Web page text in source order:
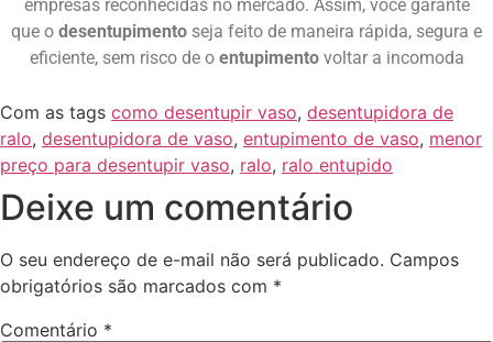
empresas reconhecidas no mercado. Assim, você garante
que o desentupimento seja feito de maneira rápida, segura e
eficiente, sem risco de o entupimentovoltar a incomoda
Com as tags como desentupir vaso, desentupidora de
ralo, desentupidora de vaso, entupimento de vaso, menor
preço para desentupir vaso, ralo, ralo entupido
Deixe um comentário
O seu endereço de e-mail não será publicado. Campos
obrigatórios são marcados com *
Comentário *